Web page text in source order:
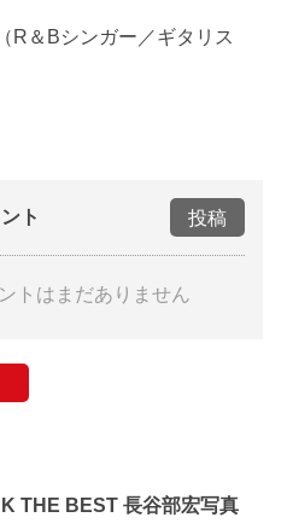
（R＆Bシンガー／ギタリス
ト 投稿
トはまだありません
THE BEST 長谷部宏写真